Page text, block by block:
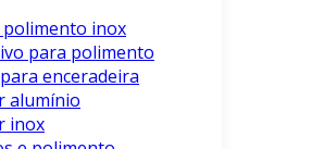
inox
para polimento
enceradeira
alumínio
inox